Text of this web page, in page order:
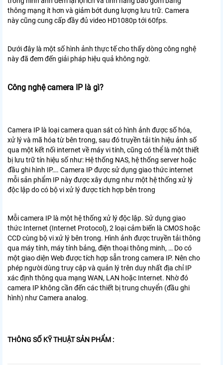
thông mạng ít hơn và giảm bớt dung lượng lưu trữ. Camera
này cũng cung cấp đầy đủ video HD1080p tới 60fps.
Dưới đây là một số hình ảnh thực tế cho thấy dòng công nghệ
này đã đem đến giải pháp hiệu quả không ngờ.
Công nghệ camera IP là gì?
Camera IP là loại camera quan sát có hình ảnh được số hóa,
xử lý và mã hóa từ bên trong, sau đó truyền tải tín hiệu ảnh số
qua một kết nối internet về máy vi tính, cũng có thể là một thiết
bị lưu trữ tín hiệu số như: Hệ thống NAS, hệ thống server hoặc
đầu ghi hình IP…. Camera IP được sử dụng giao thức internet
mỗi sản phẩm IP này được xây dựng như một hệ thống xử lý
độc lập do có bộ vi xử lý được tích hợp bên trong
Mỗi camera IP là một hệ thống xử lý độc lập. Sử dụng giao
thức Internet (Internet Protocol), 2 loại cảm biến là CMOS hoặc
CCD cùng bộ vi xử lý bên trong. Hình ảnh được truyền tải thông
qua máy tính, máy tính bảng, điện thoại thông minh, … Do có
một giao diện Web được tích hợp sẵn trong camera IP. Nên cho
phép người dùng truy cập và quản lý trên duy nhất địa chỉ IP
xác định thông qua mạng WAN, LAN hoặc Internet. Nhờ đó
camera IP không cần đến các thiết bị trung chuyển (đầu ghi
hình) như Camera analog.
THÔNG SỐ KỸ THUẬT SẢN PHẨM :